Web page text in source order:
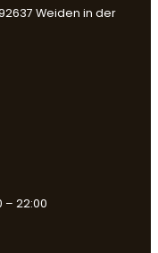
Weiden in der
– 22:00